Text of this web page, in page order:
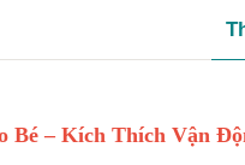
Bé – Kích Thích Vận